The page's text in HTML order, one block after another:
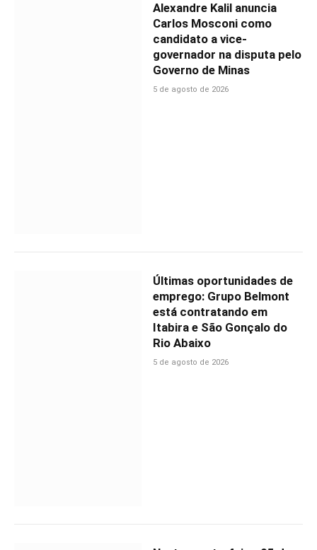
Alexandre Kalil anuncia
Carlos Mosconi como
candidato a vice-
governador na disputa pelo
Governo de Minas
5 de agosto de 2026
Últimas oportunidades de
emprego: Grupo Belmont
está contratando em
Itabira e São Gonçalo do
Rio Abaixo
5 de agosto de 2026